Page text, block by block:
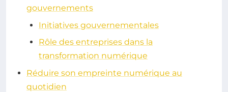
gouvernements
Initiatives gouvernementales
Rôle des entreprises dans la
transformation numérique
Réduire son empreinte numérique au
quotidien